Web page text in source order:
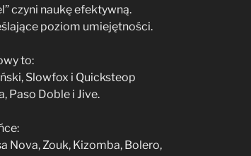
czyni naukę efektywną.
poziom umiejętności.
to:
Slowfox i Quicksteop
Paso Doble i Jive.
Nova, Zouk, Kizomba, Bolero,